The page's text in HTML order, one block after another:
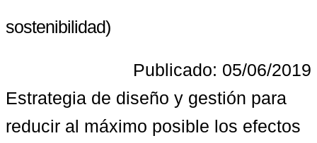
sostenibilidad)
Publicado: 05/06/2019
Estrategia de diseño y gestión para
reducir al máximo posible los efectos